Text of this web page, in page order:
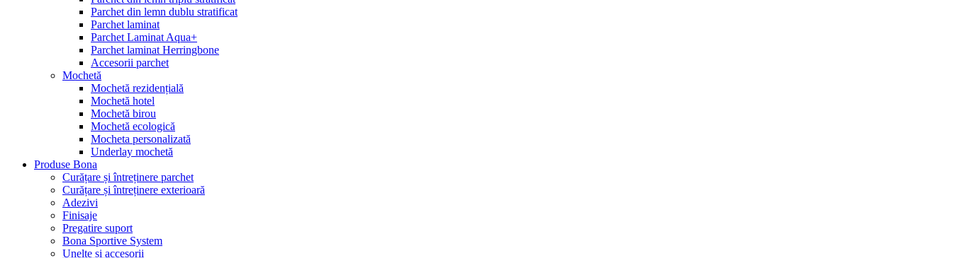
Parchet din lemn dublu stratificat
Parchet laminat
Parchet Laminat Aqua+
Parchet laminat Herringbone
Accesorii parchet
Mochetă
Mochetă rezidențială
Mochetă hotel
Mochetă birou
Mochetă ecologică
Mocheta personalizată
Underlay mochetă
Produse Bona
Curățare și întreținere parchet
Curățare și întreținere exterioară
Adezivi
Finisaje
Pregatire suport
Bona Sportive System
Unelte și accesorii